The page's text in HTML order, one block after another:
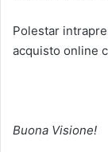
Polestar
acquisto online
Buona Visione!